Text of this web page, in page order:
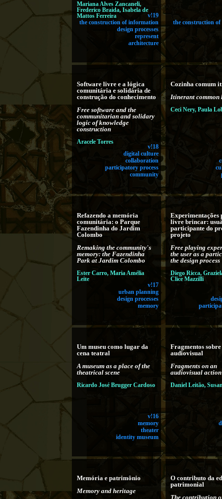
Mariana Alves Zancaneli,
Frederico Braida, Isabela de
Mattos Ferreira
v!19
the construction of information
design processes
represent
architecture
the construction
Software livre e a lógica
comunitária e solidária de
construção do conhecimento
Free software and the
communitarian and solidary
logic of knowledge
construction
Aracele Torres
v!18
digital culture
collaboration
participatory process
community
Cozinha comum
Itinerant common
Ceci Nery, Paula
Refazendo a memória
comunitária: o Parque
Fazendinha do Jardim
Colombo
Remaking the community's
memory: the Fazendinha
Park at Jardim Colombo
Ester Carro, Maria Amélia
Leite
v!17
urban planning
design processes
memory
Experimentações
livre brincar:
participante do
projeto
Free playing
the user as a
the design process
Diego Ricca,
Clice Mazzilli
Um museu como lugar da
cena teatral
A museum as a place of the
theatrical scene
Ricardo José Brugger Cardoso
v!16
memory
theater
identity museum
Fragmentos
audiovisual
Fragments on an
audiovisual action
Daniel Leitão,
Memória e patrimônio
Memory and heritage
O contributo da
patrimonial
The contribution